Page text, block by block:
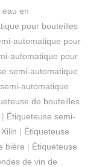
eau en
pour bouteilles
automatique pour
automatique pour
semi-automatique
automatique
de bouteilles
| Étiqueteuse semi-
| Étiqueteuse
bière | Étiqueteuse
de vin de